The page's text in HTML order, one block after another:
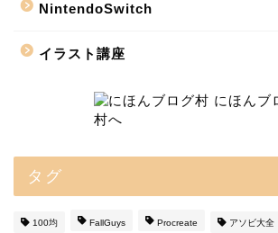
NintendoSwitch
イラスト講座
タグ
100均 FallGuys Procreate アソビ大全